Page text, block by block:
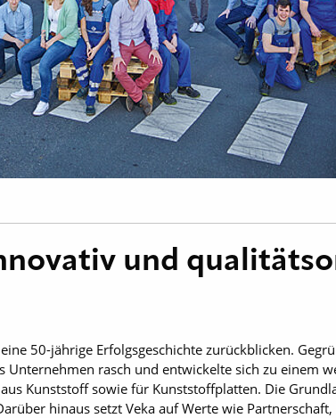
und
50-jährige Erfolgsgeschichte zurückblicken.
rasch und entwickelte sich zu einem
Kunststoff sowie für Kunststoffplatten. Die
hinaus setzt Veka auf Werte wie